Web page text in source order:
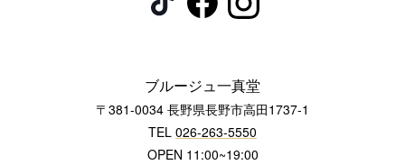
ブルージュ一真堂
〒381-0034 長野県長野市高田1737-1
TEL 026-263-5550
OPEN 11:00~19:00